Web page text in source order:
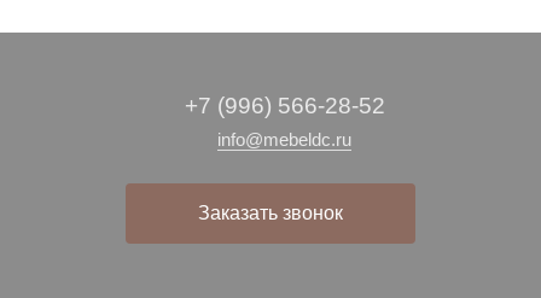
+7 (996) 566-28-52
info@mebeldc.ru
Заказать звонок